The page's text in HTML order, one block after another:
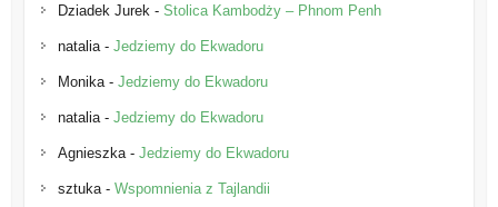
Dziadek Jurek - Stolica Kambodży – Phnom Penh
natalia- Jedziemy do Ekwadoru
Monika- Jedziemy do Ekwadoru
natalia- Jedziemy do Ekwadoru
Agnieszka- Jedziemy do Ekwadoru
sztuka- Wspomnienia z Tajlandii